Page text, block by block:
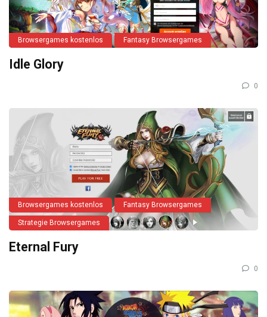
Browsergames kostenlos Fantasy Browsergames
Idle Glory
0
Browsergames kostenlos Fantasy Browsergames
Strategie Browsergames
Eternal Fury
0